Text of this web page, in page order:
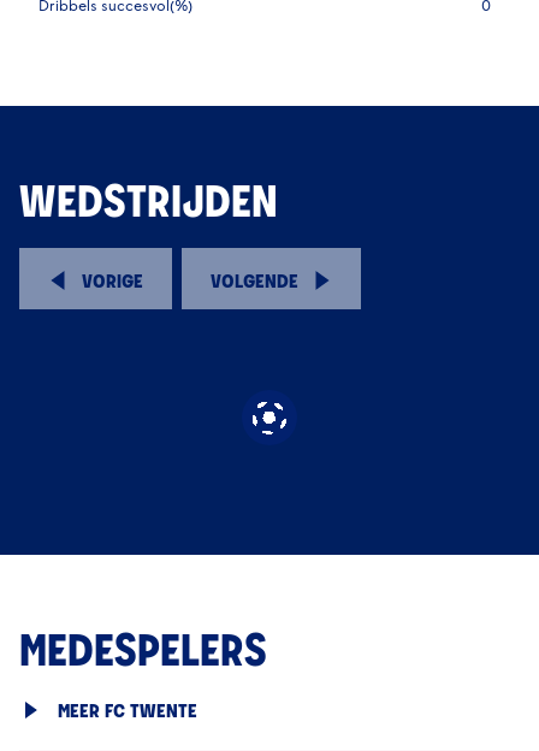
Dribbels succesvol(%) 0
WEDSTRIJDEN
VORIGE VOLGENDE
MEDESPELERS
MEER FC TWENTE